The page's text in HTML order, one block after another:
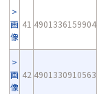
画
像
41 4901336159904
画
像
42 4901330910563